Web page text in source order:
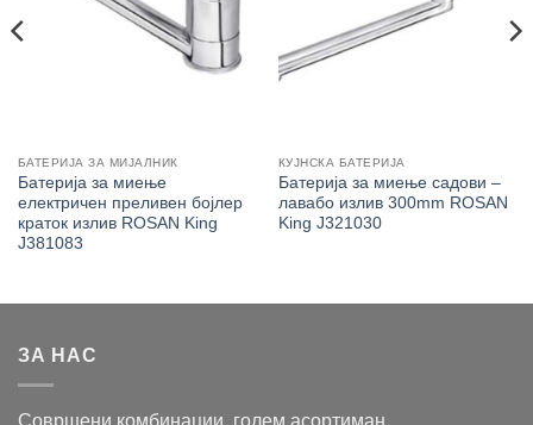
БАТЕРИЈА ЗА МИЈАЛНИК
Батерија за миење
електричен преливен бојлер
краток излив ROSAN King
J381083
КУЈНСКА БАТЕРИЈА
Батерија за миење садови –
лавабо излив 300mm ROSAN
King J321030
ЗА НАС
Совршени комбинации, голем асортиман,